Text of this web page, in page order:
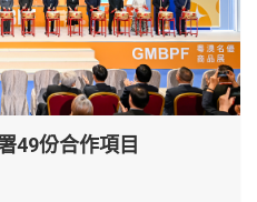
49份合作項目